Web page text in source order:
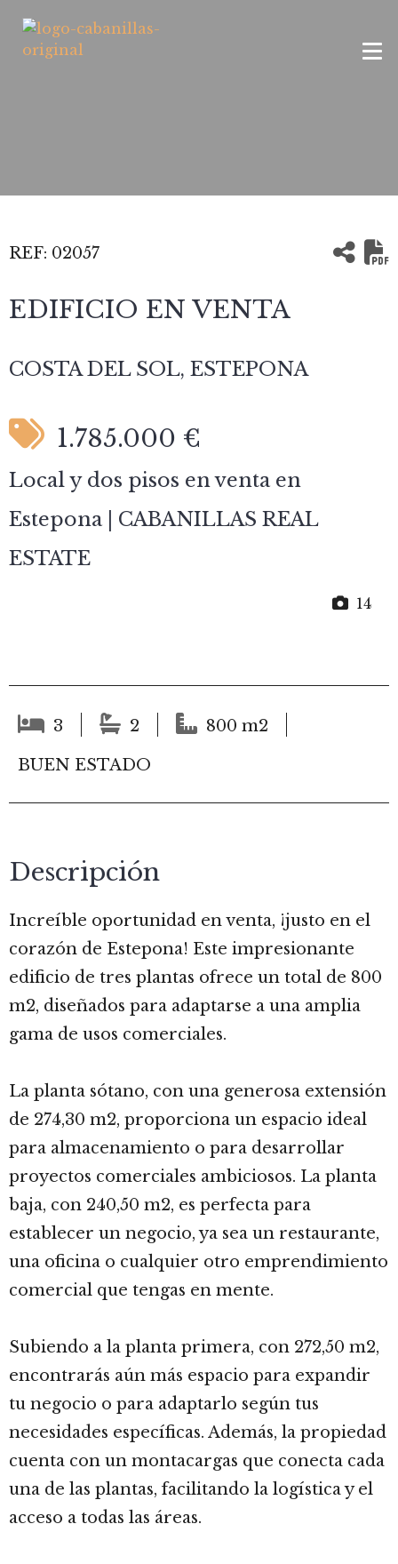
REF: 02057
EDIFICIO EN VENTA
COSTA DEL SOL, ESTEPONA
1.785.000 €
Local y dos pisos en venta en
Estepona | CABANILLAS REAL
ESTATE
14
3 2
800 m2
BUEN ESTADO
Descripción
Increíble oportunidad en venta, ¡justo en el
corazón de Estepona! Este impresionante
edificio de tres plantas ofrece un total de 800
m2, diseñados para adaptarse a una amplia
gama de usos comerciales.
La planta sótano, con una generosa extensión
de 274,30 m2, proporciona un espacio ideal
para almacenamiento o para desarrollar
proyectos comerciales ambiciosos. La planta
baja, con 240,50 m2, es perfecta para
establecer un negocio, ya sea un restaurante,
una oficina o cualquier otro emprendimiento
comercial que tengas en mente.
Subiendo a la planta primera, con 272,50 m2,
encontrarás aún más espacio para expandir
tu negocio o para adaptarlo según tus
necesidades específicas. Además, la propiedad
cuenta con un montacargas que conecta cada
una de las plantas, facilitando la logística y el
acceso a todas las áreas.